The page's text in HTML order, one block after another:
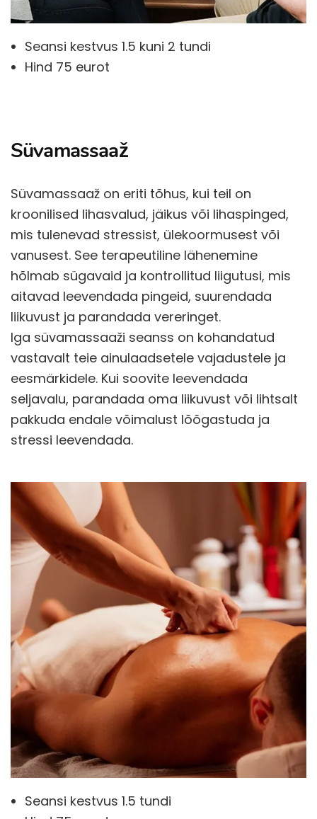
Seansi kestvus 1.5 kuni 2 tundi
Hind 75 eurot
Süvamassaaž
Süvamassaaž on eriti tõhus, kui teil on
kroonilised lihasvalud, jäikus või lihaspinged,
mis tulenevad stressist, ülekoormusest või
vanusest. See terapeutiline lähenemine
hõlmab sügavaid ja kontrollitud liigutusi, mis
aitavad leevendada pingeid, suurendada
liikuvust ja parandada vereringet.
Iga süvamassaaži seanss on kohandatud
vastavalt teie ainulaadsetele vajadustele ja
eesmärkidele. Kui soovite leevendada
seljavalu, parandada oma liikuvust või lihtsalt
pakkuda endale võimalust lõõgastuda ja
stressi leevendada.
Seansi kestvus 1.5 tundi